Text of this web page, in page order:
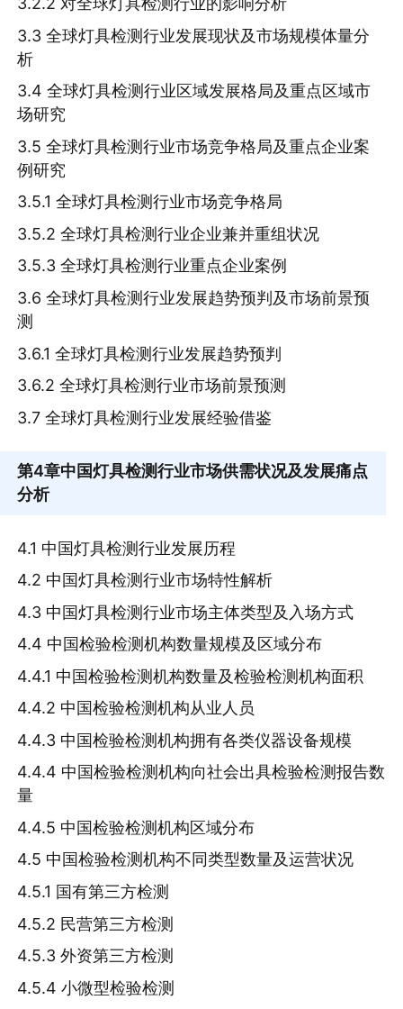
3.3 全球灯具检测行业发展现状及市场规模体量分
析
3.4 全球灯具检测行业区域发展格局及重点区域市
场研究
3.5 全球灯具检测行业市场竞争格局及重点企业案
例研究
3.5.1 全球灯具检测行业市场竞争格局
3.5.2 全球灯具检测行业企业兼并重组状况
3.5.3 全球灯具检测行业重点企业案例
3.6 全球灯具检测行业发展趋势预判及市场前景预
测
3.6.1 全球灯具检测行业发展趋势预判
3.6.2 全球灯具检测行业市场前景预测
3.7 全球灯具检测行业发展经验借鉴
第4章中国灯具检测行业市场供需状况及发展痛点
分析
4.1 中国灯具检测行业发展历程
4.2 中国灯具检测行业市场特性解析
4.3 中国灯具检测行业市场主体类型及入场方式
4.4 中国检验检测机构数量规模及区域分布
4.4.1 中国检验检测机构数量及检验检测机构面积
4.4.2 中国检验检测机构从业人员
4.4.3 中国检验检测机构拥有各类仪器设备规模
4.4.4 中国检验检测机构向社会出具检验检测报告数
量
4.4.5 中国检验检测机构区域分布
4.5 中国检验检测机构不同类型数量及运营状况
4.5.1 国有第三方检测
4.5.2 民营第三方检测
4.5.3 外资第三方检测
4.5.4 小微型检验检测